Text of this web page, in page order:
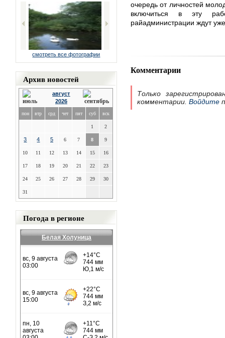
смотреть все фотографии
Архив новостей
август
2026
пон втр срд чет пят суб вск
1 2
3 4 5 6 7 8 9
10 11 12 13 14 15 16
17 18 19 20 21 22 23
24 25 26 27 28 29 30
31
Погода в регионе
Белая Холуница
очередь от личностей
включиться в эту
райадминистрации ждут
Комментарии
Только
комментарии. Войдите